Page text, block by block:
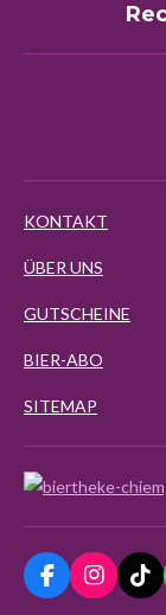
KONTAKT
ÜBER UNS
GUTSCHEINE
BIER-ABO
SITEMAP
F
a
I
n
T
i